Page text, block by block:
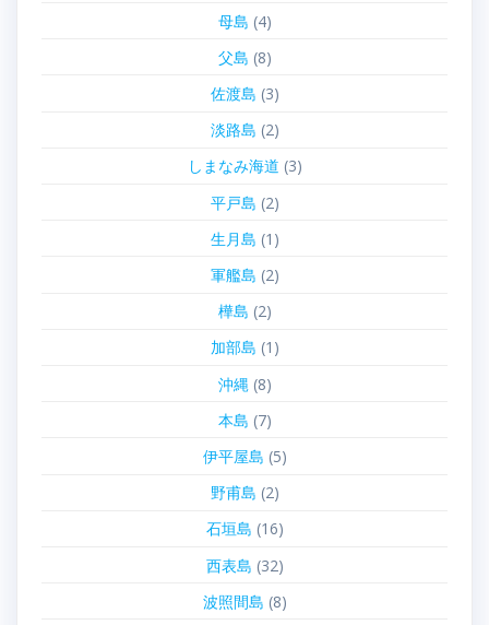
母島 (4)
父島 (8)
佐渡島 (3)
淡路島 (2)
しまなみ海道 (3)
平戸島 (2)
生月島 (1)
軍艦島 (2)
樺島 (2)
加部島 (1)
沖縄 (8)
本島 (7)
伊平屋島 (5)
野甫島 (2)
石垣島 (16)
西表島 (32)
波照間島 (8)